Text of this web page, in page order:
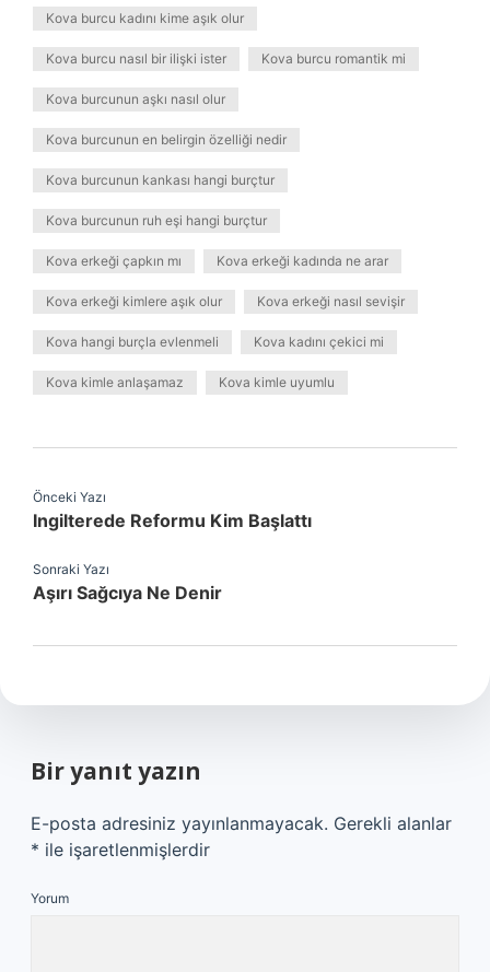
Kova burcu kadını kime aşık olur
Kova burcu nasıl bir ilişki ister Kova burcu romantik mi
Kova burcunun aşkı nasıl olur
Kova burcunun en belirgin özelliği nedir
Kova burcunun kankası hangi burçtur
Kova burcunun ruh eşi hangi burçtur
Kova erkeği çapkın mı Kova erkeği kadında ne arar
Kova erkeği kimlere aşık olur Kova erkeği nasıl sevişir
Kova hangi burçla evlenmeli Kova kadını çekici mi
Kova kimle anlaşamaz Kova kimle uyumlu
Önceki Yazı
Ingilterede Reformu Kim Başlattı
Sonraki Yazı
Aşırı Sağcıya Ne Denir
Bir yanıt yazın
E-posta adresiniz yayınlanmayacak. Gerekli alanlar
* ile işaretlenmişlerdir
Yorum